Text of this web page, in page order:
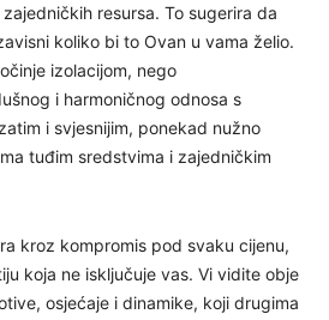
resursa. To sugerira da
koliko bi to Ovan u vama želio.
izolacijom, nego
i harmoničnog odnosa s
i svjesnijim, ponekad nužno
tuđim sredstvima i zajedničkim
kroz kompromis pod svaku cijenu,
koja ne isključuje vas. Vi vidite obje
osjećaje i dinamike, koji drugima